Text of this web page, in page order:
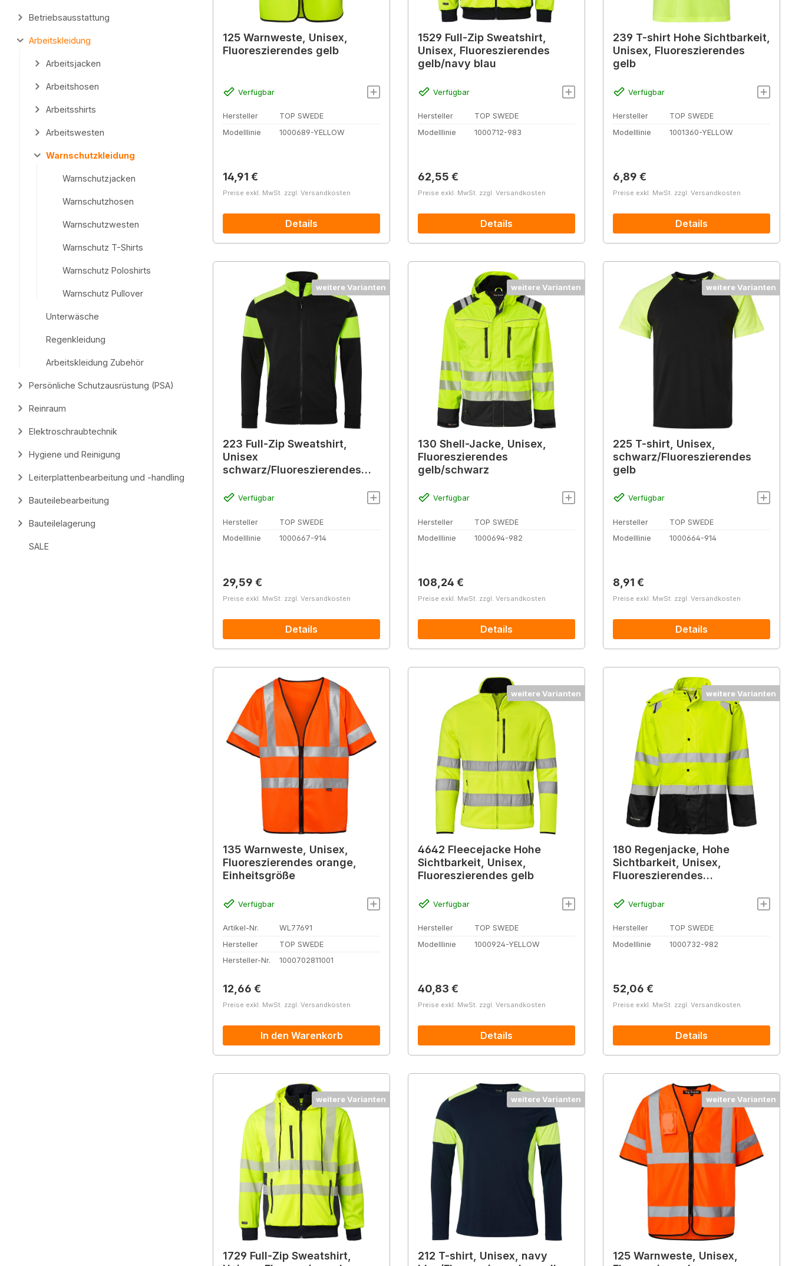
Betriebsausstattung
Arbeitskleidung
Arbeitsjacken
Arbeitshosen
Arbeitsshirts
Arbeitswesten
Warnschutzkleidung
Warnschutzjacken
Warnschutzhosen
Warnschutzwesten
Warnschutz T-Shirts
Warnschutz Poloshirts
Warnschutz Pullover
Unterwäsche
Regenkleidung
Arbeitskleidung Zubehör
Persönliche Schutzausrüstung (PSA)
Reinraum
Elektroschraubtechnik
Hygiene und Reinigung
Leiterplattenbearbeitung und -handling
Bauteilebearbeitung
Bauteilelagerung
SALE
125 Warnweste, Unisex,
Fluoreszierendes gelb
Verfügbar
Hersteller
TOP SWEDE
Modelllinie
1000689-YELLOW
Regulärer Preis:
14,91 €
Preise exkl. MwSt. zzgl. Versandkosten
Details
1529 Full-Zip Sweatshirt,
Unisex, Fluoreszierendes
gelb/navy blau
Verfügbar
Hersteller
TOP SWEDE
Modelllinie
1000712-983
Regulärer Preis:
62,55 €
Preise exkl. MwSt. zzgl. Versandkosten
Details
239 T-shirt Hohe Sichtbarkeit,
Unisex, Fluoreszierendes
gelb
Verfügbar
Hersteller
TOP SWEDE
Modelllinie
1001360-YELLOW
Regulärer Preis:
6,89 €
Preise exkl. MwSt. zzgl. Versandkosten
Details
weitere Varianten
223 Full-Zip Sweatshirt,
Unisex
schwarz/Fluoreszierendes
Verfügbar
Hersteller
TOP SWEDE
Modelllinie
1000667-914
Regulärer Preis:
29,59 €
Preise exkl. MwSt. zzgl. Versandkosten
Details
weitere Varianten
130 Shell-Jacke, Unisex,
Fluoreszierendes
gelb/schwarz
Verfügbar
Hersteller
TOP SWEDE
Modelllinie
1000694-982
Regulärer Preis:
108,24 €
Preise exkl. MwSt. zzgl. Versandkosten
Details
weitere Varianten
225 T-shirt, Unisex,
schwarz/Fluoreszierendes
gelb
Verfügbar
Hersteller
TOP SWEDE
Modelllinie
1000664-914
Regulärer Preis:
8,91 €
Preise exkl. MwSt. zzgl. Versandkosten
Details
135 Warnweste, Unisex,
Fluoreszierendes orange,
Einheitsgröße
Verfügbar
Artikel-Nr.
WL77691
Hersteller
TOP SWEDE
Hersteller-Nr.
1000702811001
Regulärer Preis:
12,66 €
Preise exkl. MwSt. zzgl. Versandkosten
In den Warenkorb
weitere Varianten
4642 Fleecejacke Hohe
Sichtbarkeit, Unisex,
Fluoreszierendes gelb
Verfügbar
Hersteller
TOP SWEDE
Modelllinie
1000924-YELLOW
Regulärer Preis:
40,83 €
Preise exkl. MwSt. zzgl. Versandkosten
Details
weitere Varianten
180 Regenjacke, Hohe
Sichtbarkeit, Unisex,
Fluoreszierendes
Verfügbar
Hersteller
TOP SWEDE
Modelllinie
1000732-982
Regulärer Preis:
52,06 €
Preise exkl. MwSt. zzgl. Versandkosten
Details
weitere Varianten
1729 Full-Zip Sweatshirt,
weitere Varianten
212 T-shirt, Unisex, navy
weitere Varianten
125 Warnweste, Unisex,